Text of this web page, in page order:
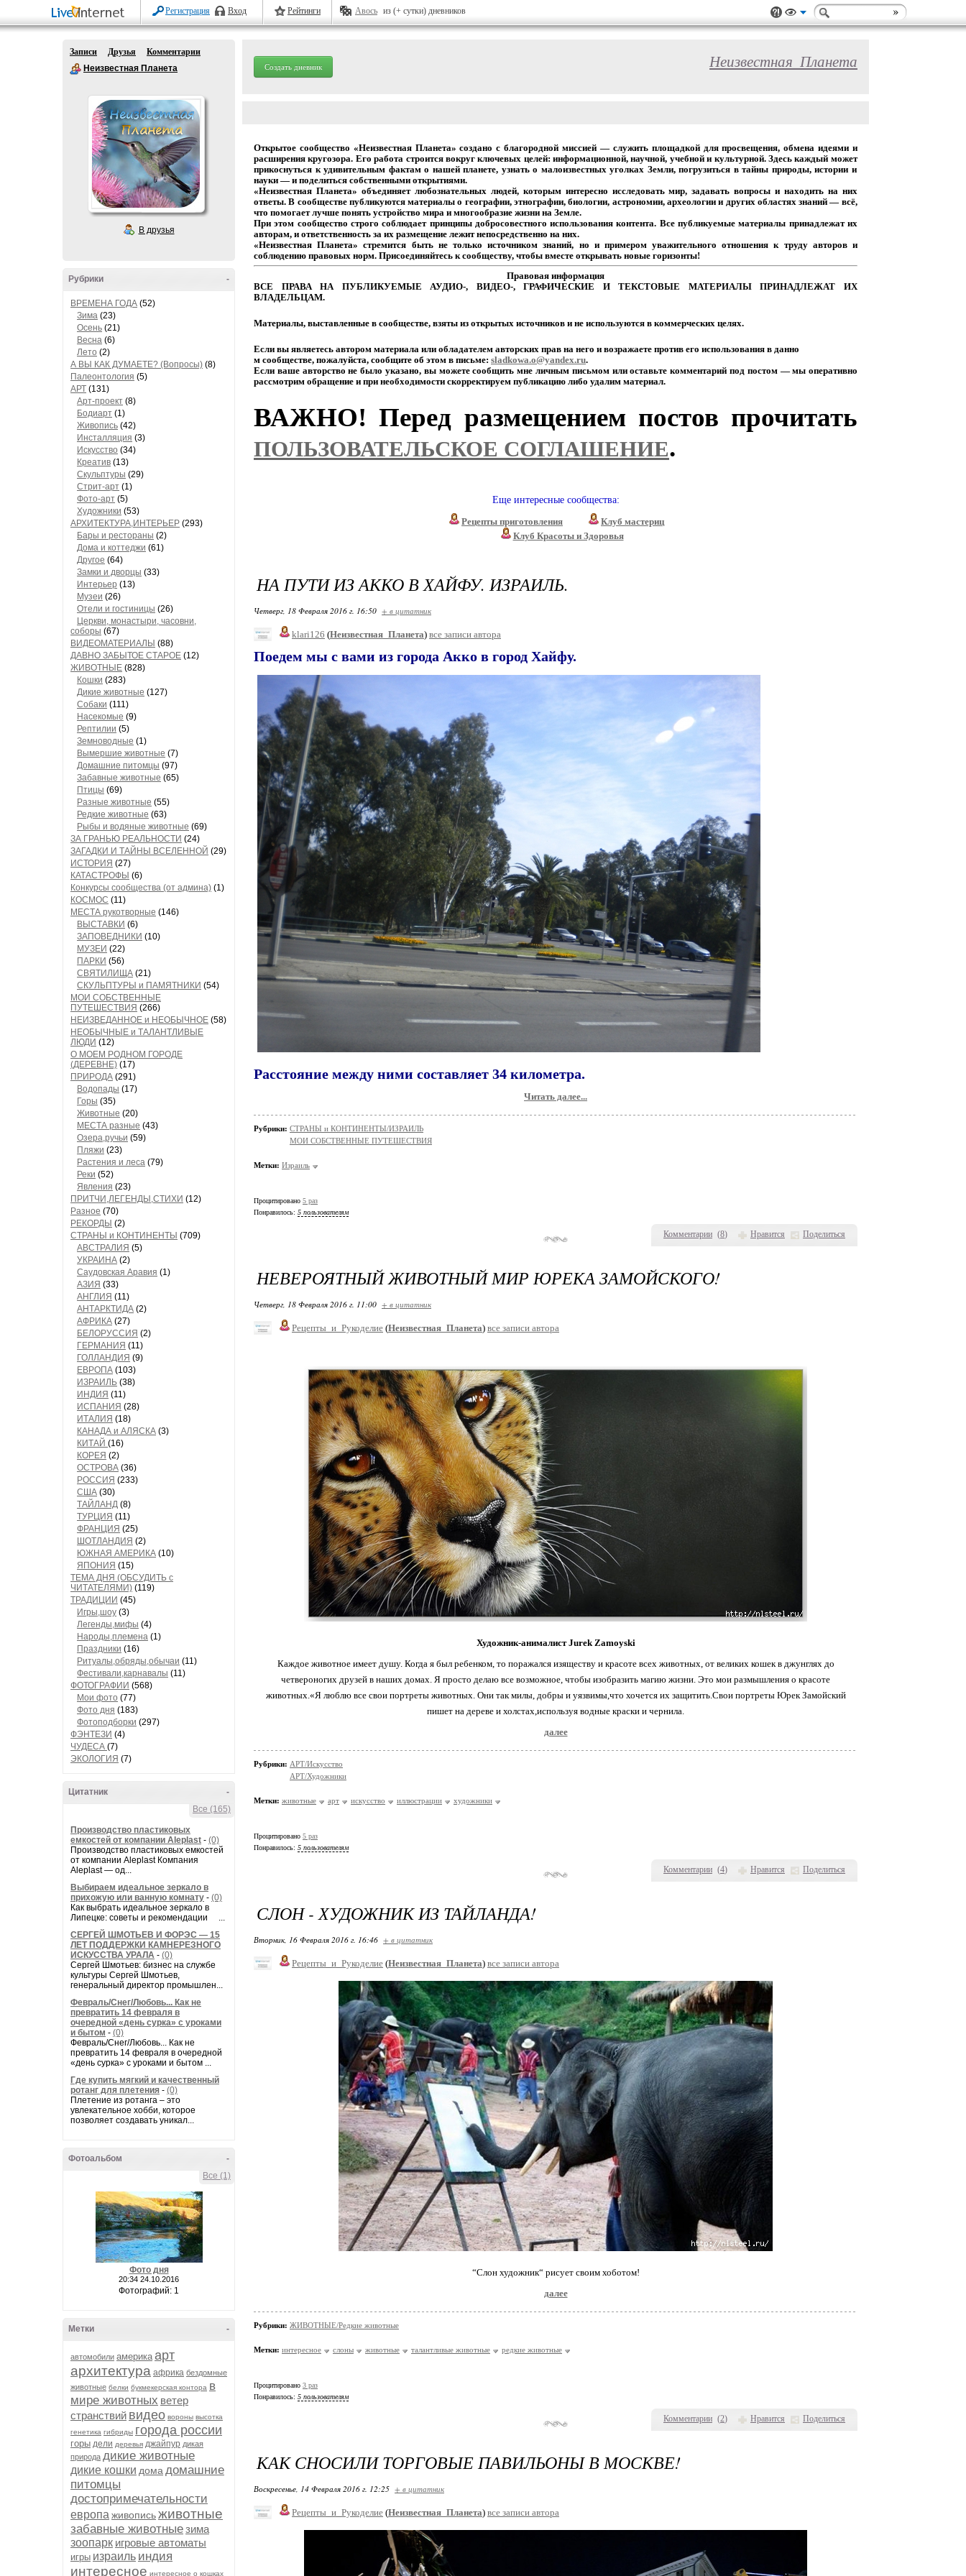
Регистрация Вход Рейтинги Авось из (+ сутки) дневников
Записи Друзья
Комментарии
Неизвестная Планета
В друзья
-
Рубрики
ВРЕМЕНА ГОДА (52)
Зима (23)
Осень (21)
Весна (6)
Лето (2)
А ВЫ КАК ДУМАЕТЕ? (Вопросы) (8)
Палеонтология (5)
АРТ (131)
Арт-проект (8)
Бодиарт (1)
Живопись (42)
Инсталляция (3)
Искусство (34)
Креатив (13)
Скульптуры (29)
Стрит-арт (1)
Фото-арт (5)
Художники (53)
АРХИТЕКТУРА,ИНТЕРЬЕР (293)
Бары и рестораны (2)
Дома и коттеджи (61)
Другое (64)
Замки и дворцы (33)
Интерьер (13)
Музеи (26)
Отели и гостиницы (26)
Церкви, монастыри, часовни,
соборы (67)
ВИДЕОМАТЕРИАЛЫ (88)
ДАВНО ЗАБЫТОЕ СТАРОЕ (12)
ЖИВОТНЫЕ (828)
Кошки (283)
Дикие животные (127)
Собаки (111)
Насекомые (9)
Рептилии (5)
Земноводные (1)
Вымершие животные (7)
Домашние питомцы (97)
Забавные животные (65)
Птицы (69)
Разные животные (55)
Редкие животные (63)
Рыбы и водяные животные (69)
ЗА ГРАНЬЮ РЕАЛЬНОСТИ (24)
ЗАГАДКИ И ТАЙНЫ ВСЕЛЕННОЙ (29)
ИСТОРИЯ (27)
КАТАСТРОФЫ (6)
Конкурсы сообщества (от админа) (1)
КОСМОС (11)
МЕСТА рукотворные (146)
ВЫСТАВКИ (6)
ЗАПОВЕДНИКИ (10)
МУЗЕИ (22)
ПАРКИ (56)
СВЯТИЛИЩА (21)
СКУЛЬПТУРЫ и ПАМЯТНИКИ (54)
МОИ СОБСТВЕННЫЕ
ПУТЕШЕСТВИЯ (266)
НЕИЗВЕДАННОЕ и НЕОБЫЧНОЕ (58)
НЕОБЫЧНЫЕ и ТАЛАНТЛИВЫЕ
ЛЮДИ (12)
О МОЕМ РОДНОМ ГОРОДЕ
(ДЕРЕВНЕ) (17)
ПРИРОДА (291)
Водопады (17)
Горы (35)
Животные (20)
МЕСТА разные (43)
Озера,ручьи (59)
Пляжи (23)
Растения и леса (79)
Реки (52)
Явления (23)
ПРИТЧИ,ЛЕГЕНДЫ,СТИХИ (12)
Разное (70)
РЕКОРДЫ (2)
СТРАНЫ и КОНТИНЕНТЫ (709)
АВСТРАЛИЯ (5)
УКРАИНА (2)
Саудовская Аравия (1)
АЗИЯ (33)
АНГЛИЯ (11)
АНТАРКТИДА (2)
АФРИКА (27)
БЕЛОРУССИЯ (2)
ГЕРМАНИЯ (11)
ГОЛЛАНДИЯ (9)
ЕВРОПА (103)
ИЗРАИЛЬ (38)
ИНДИЯ (11)
ИСПАНИЯ (28)
ИТАЛИЯ (18)
КАНАДА и АЛЯСКА (3)
КИТАЙ (16)
КОРЕЯ (2)
ОСТРОВА (36)
РОССИЯ (233)
США (30)
ТАЙЛАНД (8)
ТУРЦИЯ (11)
ФРАНЦИЯ (25)
ШОТЛАНДИЯ (2)
ЮЖНАЯ АМЕРИКА (10)
ЯПОНИЯ (15)
ТЕМА ДНЯ (ОБСУДИТЬ с
ЧИТАТЕЛЯМИ) (119)
ТРАДИЦИИ (45)
Игры,шоу (3)
Легенды,мифы (4)
Народы,племена (1)
Праздники (16)
Ритуалы,обряды,обычаи (11)
Фестивали,карнавалы (11)
ФОТОГРАФИИ (568)
Мои фото (77)
Фото дня (183)
Фотоподборки (297)
ФЭНТЕЗИ (4)
ЧУДЕСА (7)
ЭКОЛОГИЯ (7)
-
Цитатник
Все (165)
Производство пластиковых
емкостей от компании Aleplast - (0)
Производство пластиковых емкостей
от компании Aleplast Компания
Aleplast — од...
Выбираем идеальное зеркало в
прихожую или ванную комнату - (0)
Как выбрать идеальное зеркало в
Липецке: советы и рекомендации ...
СЕРГЕЙ ШМОТЬЕВ И ФОРЭС — 15
ЛЕТ ПОДДЕРЖКИ КАМНЕРЕЗНОГО
ИСКУССТВА УРАЛА - (0)
Сергей Шмотьев: бизнес на службе
культуры Сергей Шмотьев,
генеральный директор промышлен...
Февраль/Снег/Любовь... Как не
превратить 14 февраля в
очередной «день сурка» с уроками
и бытом - (0)
Февраль/Снег/Любовь... Как не
превратить 14 февраля в очередной
«день сурка» с уроками и бытом ...
Где купить мягкий и качественный
ротанг для плетения - (0)
Плетение из ротанга – это
увлекательное хобби, которое
позволяет создавать уникал...
-
Фотоальбом
Все (1)
Фото дня
20:34 24.10.2016
Фотографий: 1
-
Метки
автомобили америка арт
архитектура африка бездомные
животные белки букмекерская контора в
мире животных ветер
странствий видео вороны высотка
генетика гибриды города россии
горы дели деревья джайпур дикая
природа дикие животные
дикие кошки дома домашние
питомцы
достопримечательности
европа живописьживотные
забавные животныезима
зоопарк игровые автоматы
игры израиль индия
интересное интересное о кошках
Создать дневник Неизвестная_Планета
Открытое сообщество «НеизвестнаяПланета» создано с благородной миссией — служитьплощадкойдляпросвещения, обмена идеями и
расширения кругозора. Его работа строитсявокругключевых целей: информационной, научной, учебнойи культурной.Здеськаждый может
прикоснуться кудивительным фактамо нашейпланете, узнатьо малоизвестныхуголках Земли,погрузиться втайны природы,истории и
науки — и поделиться собственными открытиями.
«Неизвестная Планета» объединяетлюбознательныхлюдей,которыминтересно исследоватьмир, задавать вопросы и находить на них
ответы. В сообществепубликуютсяматериалы о географии,этнографии, биологии, астрономии,археологиии другихобластяхзнаний — всё,
что помогаетлучше понять устройство мира и многообразие жизни на Земле.
При этом сообщество строго соблюдаетпринципыдобросовестного использования контента. Всепубликуемые материалы принадлежатих
авторам, и ответственность за их размещение лежитнепосредственно на них.
«Неизвестная Планета» стремится бытьнетолько источником знаний, но ипримеромуважительного отношения ктрудуавторови
соблюдению правовых норм. Присоединяйтесь ксообществу, чтобы вместе открывать новые горизонты!
Правовая информация
ВСЕ ПРАВАНА ПУБЛИКУЕМЫЕ АУДИО-, ВИДЕО-,ГРАФИЧЕСКИЕ ИТЕКСТОВЫЕ МАТЕРИАЛЫПРИНАДЛЕЖАТ ИХ
ВЛАДЕЛЬЦАМ.
Материалы, выставленные в сообществе, взяты из открытых источников и не используются в коммерческих целях.
Если вы являетесь автором материала или обладателем авторских прав на него и возражаете против его использования в данно
м сообществе, пожалуйста, сообщите об этом в письме: sladkowa.o@yandex.ru.
Если вашеавторство не было указано,выможетесообщить мне личнымписьмомилиоставьте комментарий подпостом— мы оперативно
рассмотрим обращение и при необходимости скорректируем публикацию либо удалим материал.
ВАЖНО! Перед размещением постов прочитать
ПОЛЬЗОВАТЕЛЬСКОЕ СОГЛАШЕНИЕ.
Еще интересные сообщества:
Рецепты приготовления
Клуб мастериц
Клуб Красоты и Здоровья
Комментарии (8) Нравится Поделиться
НА ПУТИ ИЗ АККО В ХАЙФУ. ИЗРАИЛЬ.
Четверг, 18 Февраля 2016 г. 16:50 + в цитатник
klari126 (Неизвестная_Планета) все записи автора
Поедем мы с вами из города Акко в город Хайфу.
Расстояние между ними составляет 34 километра.
Читать далее...
Рубрики: СТРАНЫ и КОНТИНЕНТЫ/ИЗРАИЛЬ
МОИ СОБСТВЕННЫЕ ПУТЕШЕСТВИЯ
Метки: Израиль
Процитировано 5 раз
Понравилось: 5 пользователям
Комментарии (4) Нравится Поделиться
НЕВЕРОЯТНЫЙ ЖИВОТНЫЙ МИР ЮРЕКА ЗАМОЙСКОГО!
Четверг, 18 Февраля 2016 г. 11:00 + в цитатник
Рецепты_и_Рукоделие (Неизвестная_Планета) все записи автора
Художник-анималист Jurek Zamoyski
Каждое животное имеет душу. Когда я был ребенком, то поражался изяществу и красоте всех животных, от великих кошек в джунглях до
четвероногих друзей в наших домах. Я просто делаю все возможное, чтобы изобразить магию жизни. Это мои размышления о красоте
животных.«Я люблю все свои портреты животных. Они так милы, добры и уязвимы,что хочется их защитить.Свои портреты Юрек Замойский
пишет на дереве и холстах,используя водные краски и чернила.
далее
Рубрики: АРТ/Искусство
АРТ/Художники
Метки: животные арт искусство иллюстрации художники
Процитировано 5 раз
Понравилось: 5 пользователям
Комментарии (2) Нравится Поделиться
СЛОН - ХУДОЖНИК ИЗ ТАЙЛАНДА!
Вторник, 16 Февраля 2016 г. 16:46 + в цитатник
Рецепты_и_Рукоделие (Неизвестная_Планета) все записи автора
“Слон художник“ рисует своим хоботом!
далее
Рубрики: ЖИВОТНЫЕ/Редкие животные
Метки: интересное слоны животные талантливые животные редкие животные
Процитировано 3 раз
Понравилось: 5 пользователям
КАК СНОСИЛИ ТОРГОВЫЕ ПАВИЛЬОНЫ В МОСКВЕ!
Воскресенье, 14 Февраля 2016 г. 12:25 + в цитатник
Рецепты_и_Рукоделие (Неизвестная_Планета) все записи автора